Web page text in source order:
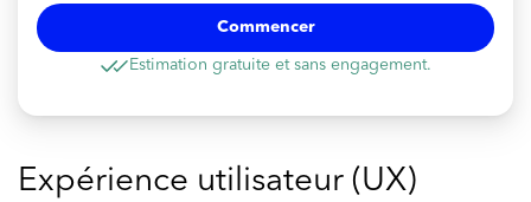
Commencer
Estimation gratuite et sans engagement.
Expérience utilisateur (UX)